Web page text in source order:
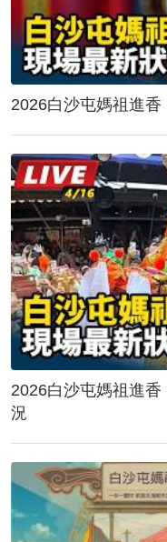
2026白沙屯媽祖進
2026白沙屯媽祖進
況